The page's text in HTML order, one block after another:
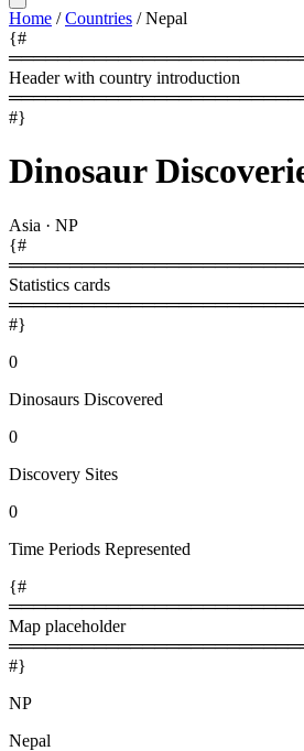
Home / Countries / Nepal
{#
Header with country introduction
#}
Dinosaur
Asia · NP
{#
Statistics cards
#}
0
Dinosaurs Discovered
0
Discovery Sites
0
Time Periods Represented
{#
Map placeholder
#}
NP
Nepal